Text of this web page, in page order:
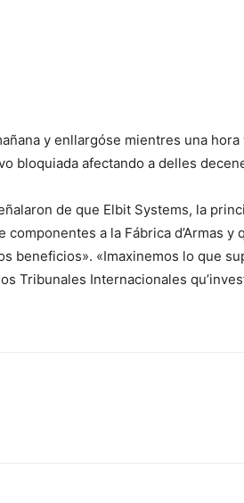
y enllargóse mientres una
bloquiada afectando a delles
de que Elbit Systems, la
a la Fábrica d’Armas y
beneficios». «Imaxinemos lo que
Tribunales Internacionales